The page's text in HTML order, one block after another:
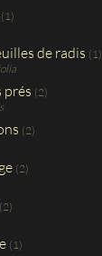
(1)
de radis (1)
prés (2)
(2)
(2)
(2)
(1)